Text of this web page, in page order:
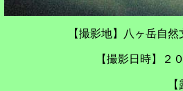
【撮影地】八ヶ
【撮影日時】２